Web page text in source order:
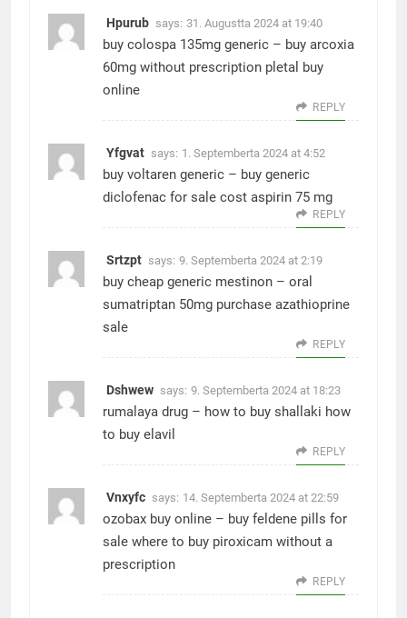
Hpurub says: 31. Augustta 2024 at 19:40
buy colospa 135mg generic – buy arcoxia
60mg without prescription pletal buy
online
REPLY
Yfgvat says: 1. Septemberta 2024 at 4:52
buy voltaren generic – buy generic
diclofenac for sale cost aspirin 75 mg
REPLY
Srtzpt says: 9. Septemberta 2024 at 2:19
buy cheap generic mestinon – oral
sumatriptan 50mg purchase azathioprine
sale
REPLY
Dshwew says: 9. Septemberta 2024 at 18:23
rumalaya drug – how to buy shallaki how
to buy elavil
REPLY
Vnxyfc says: 14. Septemberta 2024 at 22:59
ozobax buy online – buy feldene pills for
sale where to buy piroxicam without a
prescription
REPLY